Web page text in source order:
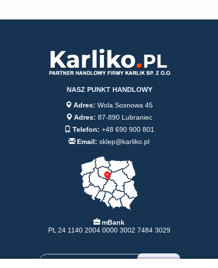
NASZ PUNKT HANDLOWY
Adres: Wola Sosnowa 45
Adres: 87-890 Lubraniec
Telefon: +48 690 900 801
Email: sklep@karliko.pl
mBank
PL 24 1140 2004 0000 3002 7484 3029